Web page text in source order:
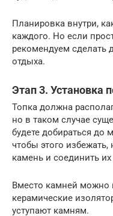
Планировка внутри,
каждого. Но если
рекомендуем сделать
отдыха.
Этап 3. Установка
Топка должна
но в таком случае
будете добираться до
чтобы этого
камень и соединить
Вместо камней можно
керамические
уступают камням.